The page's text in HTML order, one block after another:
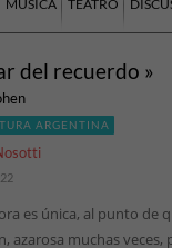
MÚSICA TEATRO
del recuerdo »
ARGENTINA
es única, al punto de
azarosa muchas veces,